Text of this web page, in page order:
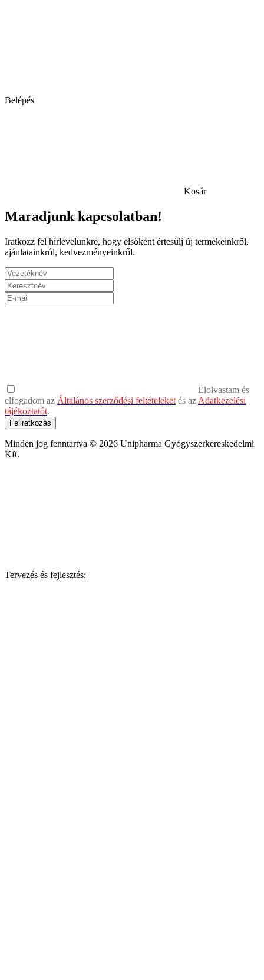
Belépés
Kosár
Maradjunk kapcsolatban!
Iratkozz fel hírlevelünkre, hogy elsőként értesülj új termékeinkről,
ajánlatainkról, kedvezményeinkről.
Elolvastam és
elfogadom az Általános szerződési feltételeket és az Adatkezelési
tájékoztatót.
Feliratkozás
Minden jog fenntartva © 2026 Unipharma Gyógyszerkereskedelmi
Kft.
Tervezés és fejlesztés: